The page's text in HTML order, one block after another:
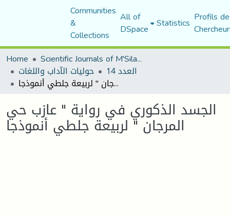
Communities
&
Collections
All of
DSpace Statistics Profils
Home
Scientific Journals of M'Sila University
حوليات الآداب واللغات العدد 14
الجسد الذكوري في رواية " عازب حي المرجان " لربيعة جلطي أنموذجا
الجسد الذكوري في رواية " عازب حي
المرجان " لربيعة جلطي أنموذجا